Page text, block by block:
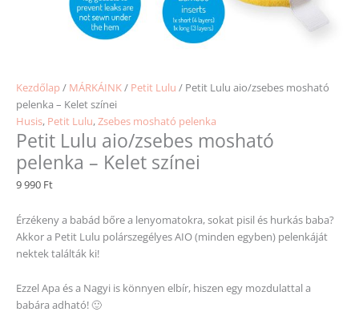
Kezdőlap / MÁRKÁINK/ Petit Lulu / Petit Lulu aio/zsebes mosható
pelenka – Kelet színei
Husis, Petit Lulu,Zsebes mosható pelenka
Petit Lulu aio/zsebes mosható
pelenka – Kelet színei
9 990 Ft
Érzékeny a babád bőre a lenyomatokra, sokat pisil és hurkás baba?
Akkor a Petit Lulu polárszegélyes AIO (minden egyben) pelenkáját
nektek találták ki!
Ezzel Apa és a Nagyi is könnyen elbír, hiszen egy mozdulattal a
babára adható! 🙂